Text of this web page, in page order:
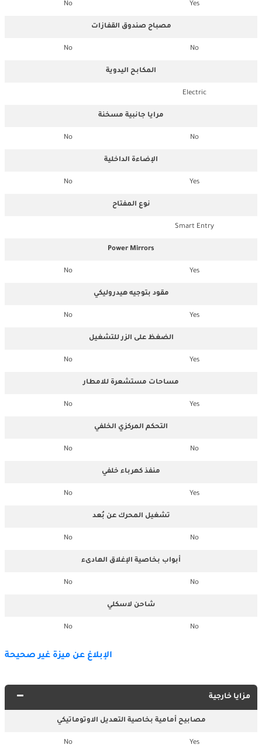
Yes
No
مصباح صندوق القفازات
No
No
المكابح اليدوية
Electric
مرايا جانبية مسخنة
No
No
الإضاءة الداخلية
Yes
No
نوع المفتاح
Smart Entry
Power Mirrors
Yes
No
مقود بتوجيه هيدروليكي
Yes
No
الضغظ على الزر للتشغيل
Yes
No
مساحات مستشعرة للامطار
Yes
No
التحكم المركزي الخلفي
No
No
منفذ كهرباء خلفي
Yes
No
تشغيل المحرك عن بُعد
No
No
أبواب بخاصية الإغلاق الهادىء
No
No
شاحن لاسكلي
No
No
الإبلاغ عن ميزة غير صحيحة
مزايا خارجية
مصابيح أمامية بخاصية التعديل الاوتوماتيكي
Yes
No